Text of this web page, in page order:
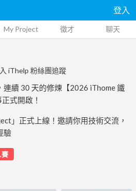
登入
My Project 徵才 聊天
iThelp 粉絲團追蹤
連續 30 天的修煉【2026 iThome 鐵
式開啟！
」正式上線！邀請你用技術交流，
驗